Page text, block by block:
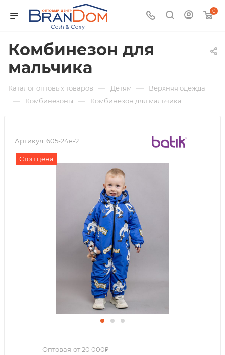
0
Комбинезон для
мальчика
Каталог оптовых товаров — Детям — Верхняя одежда
— Комбинезоны — Комбинезон для мальчика
Артикул: 605-24в-2
Стоп цена
Оптовая от 20 000₽